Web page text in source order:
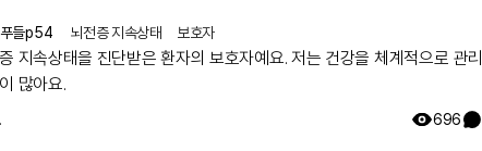
들p54 뇌전증 지속상태 보호자
지속상태을 진단받은 환자의 보호자예요. 저는 건강을 체계적으로 관
많아요.
696